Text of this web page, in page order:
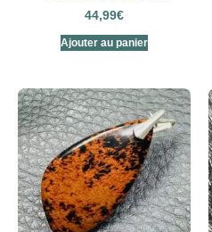
44,99€
Ajouter au panier